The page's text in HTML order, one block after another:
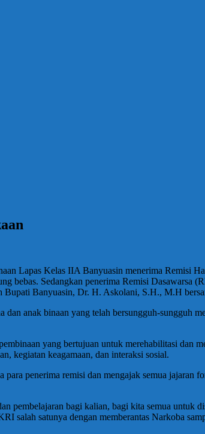
Lapas Kelas IIA Banyuasin menerima Remisi
bebas. Sedangkan penerima Remisi Dasawarsa
Bupati Banyuasin, Dr. H. Askolani, S.H., M.H
dan anak binaan yang telah bersungguh-sungguh
yang bertujuan untuk merehabilitasi dan
kegiatan keagamaan, dan interaksi sosial.
penerima remisi dan mengajak semua
pembelajaran bagi kalian, bagi kita semua
salah satunya dengan memberantas Narkoba